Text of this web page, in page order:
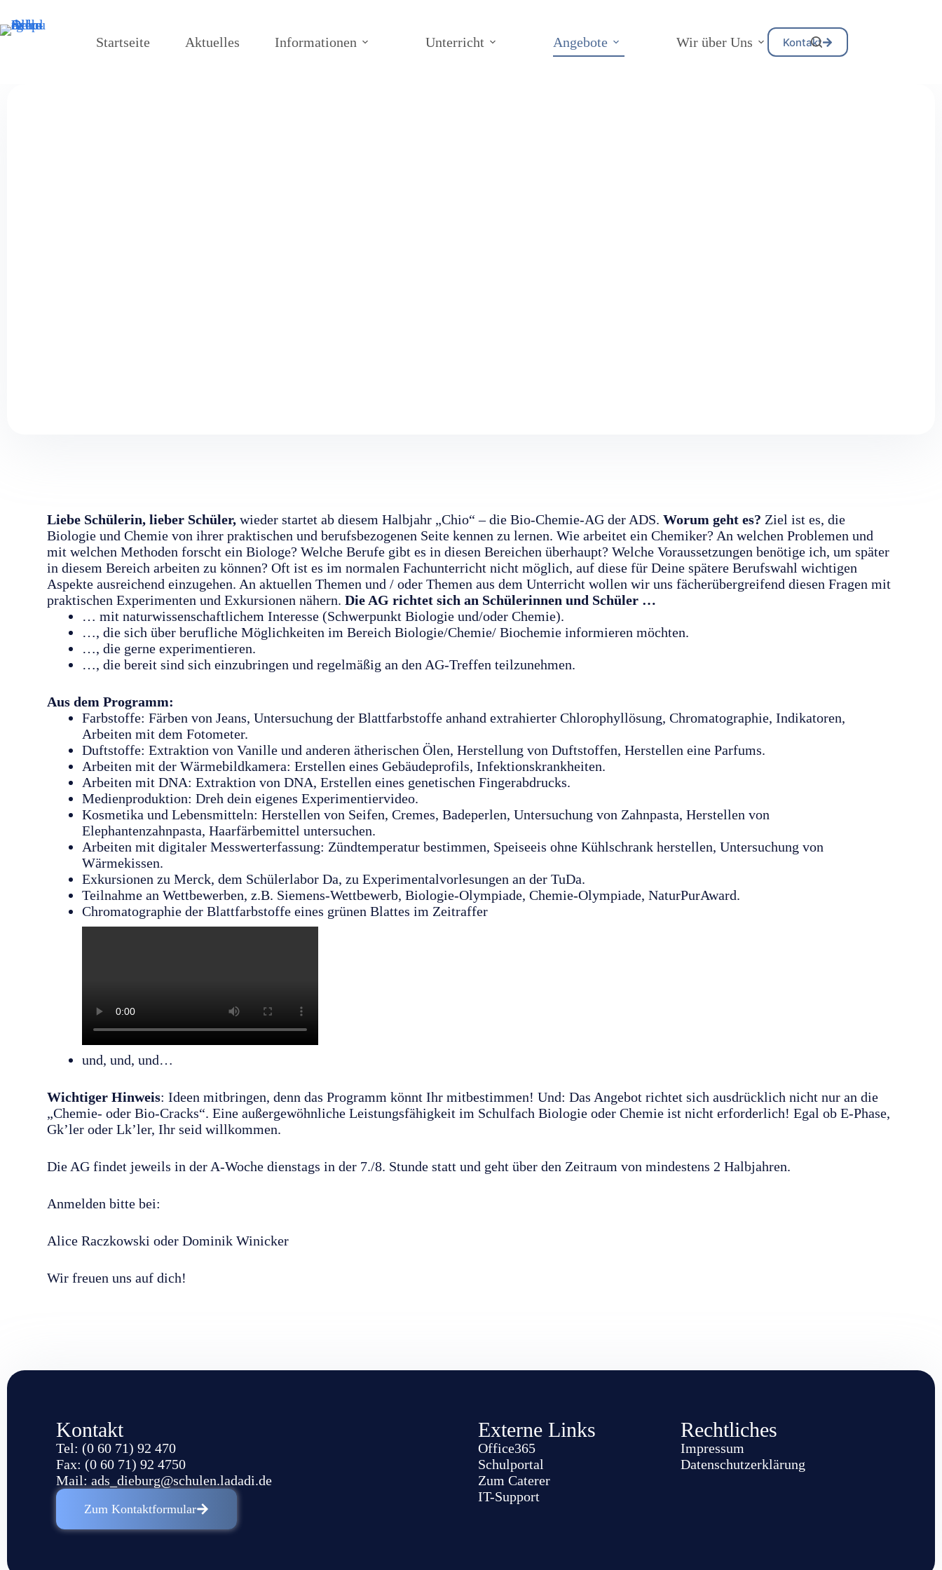
Startseite Aktuelles Informationen Unterricht Angebote Wir über Uns Kontakt
Liebe Schülerin, lieber Schüler, wieder startet ab diesem Halbjahr „Chio“ – die Bio-Chemie-AG der ADS.Worum geht es? Ziel ist es, die
Biologie und Chemie von ihrer praktischen und berufsbezogenen Seite kennen zu lernen. Wie arbeitet ein Chemiker? An welchen Problemen und
mit welchen Methoden forscht ein Biologe? Welche Berufe gibt es in diesen Bereichen überhaupt? Welche Voraussetzungen benötige ich, um später
in diesem Bereich arbeiten zu können? Oft ist es im normalen Fachunterricht nicht möglich, auf diese für Deine spätere Berufswahl wichtigen
Aspekte ausreichend einzugehen. An aktuellen Themen und / oder Themen aus dem Unterricht wollen wir uns fächerübergreifend diesen Fragen mit
praktischen Experimenten und Exkursionen nähern.Die AG richtet sich an Schülerinnen und Schüler …
… mit naturwissenschaftlichem Interesse (Schwerpunkt Biologie und/oder Chemie).
…, die sich über berufliche Möglichkeiten im Bereich Biologie/Chemie/ Biochemie informieren möchten.
…, die gerne experimentieren.
…, die bereit sind sich einzubringen und regelmäßig an den AG-Treffen teilzunehmen.
Aus dem Programm:
Farbstoffe: Färben von Jeans, Untersuchung der Blattfarbstoffe anhand extrahierter Chlorophyllösung, Chromatographie, Indikatoren,
Arbeiten mit dem Fotometer.
Duftstoffe: Extraktion von Vanille und anderen ätherischen Ölen, Herstellung von Duftstoffen, Herstellen eine Parfums.
Arbeiten mit der Wärmebildkamera: Erstellen eines Gebäudeprofils, Infektionskrankheiten.
Arbeiten mit DNA: Extraktion von DNA, Erstellen eines genetischen Fingerabdrucks.
Medienproduktion: Dreh dein eigenes Experimentiervideo.
Kosmetika und Lebensmitteln: Herstellen von Seifen, Cremes, Badeperlen, Untersuchung von Zahnpasta, Herstellen von
Elephantenzahnpasta, Haarfärbemittel untersuchen.
Arbeiten mit digitaler Messwerterfassung: Zündtemperatur bestimmen, Speiseeis ohne Kühlschrank herstellen, Untersuchung von
Wärmekissen.
Exkursionen zu Merck, dem Schülerlabor Da, zu Experimentalvorlesungen an der TuDa.
Teilnahme an Wettbewerben, z.B. Siemens-Wettbewerb, Biologie-Olympiade, Chemie-Olympiade, NaturPurAward.
Chromatographie der Blattfarbstoffe eines grünen Blattes im Zeitraffer
und, und, und…
Wichtiger Hinweis: Ideen mitbringen, denn das Programm könnt Ihr mitbestimmen! Und: Das Angebot richtet sich ausdrücklich nicht nur an die
„Chemie- oder Bio-Cracks“. Eine außergewöhnliche Leistungsfähigkeit im Schulfach Biologie oder Chemie ist nicht erforderlich! Egal ob E-Phase,
Gk’ler oder Lk’ler, Ihr seid willkommen.
Die AG findet jeweils in der A-Woche dienstags in der 7./8. Stunde statt und geht über den Zeitraum von mindestens 2 Halbjahren.
Anmelden bitte bei:
Alice Raczkowski oder Dominik Winicker
Wir freuen uns auf dich!
Kontakt
Tel: (0 60 71) 92 470
Fax: (0 60 71) 92 4750
Mail: ads_dieburg@schulen.ladadi.de
Zum Kontaktformular
Externe Links
Office365
Schulportal
Zum Caterer
IT-Support
Rechtliches
Impressum
Datenschutzerklärung